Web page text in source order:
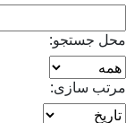
محل جستجو:
مرتب سازی: